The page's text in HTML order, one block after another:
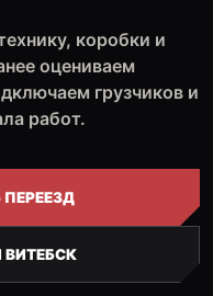
коробки и
оцениваем
грузчиков и
работ.
ВИТЕБСК